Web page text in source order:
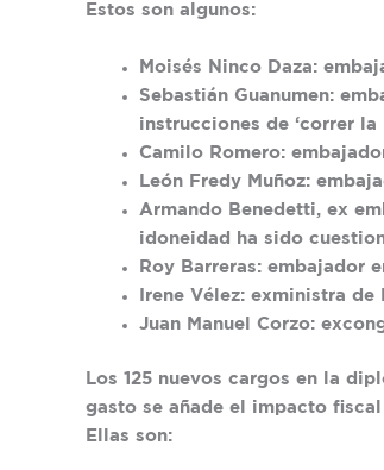
Estos son algunos:
Moisés Ninco Daza:
Sebastián Guanumen:
instrucciones de ‘correr
Camilo Romero:
León Fredy Muñoz:
Armando Benedetti, ex
idoneidad ha sido
Roy Barreras: embajador
Irene Vélez: exministra de
Juan Manuel Corzo:
Los 125 nuevos cargos en la
gasto se añade el impacto fiscal
Ellas son: